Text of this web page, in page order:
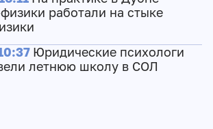
работали на стыке
Юридические психологи
летнюю школу в СОЛ